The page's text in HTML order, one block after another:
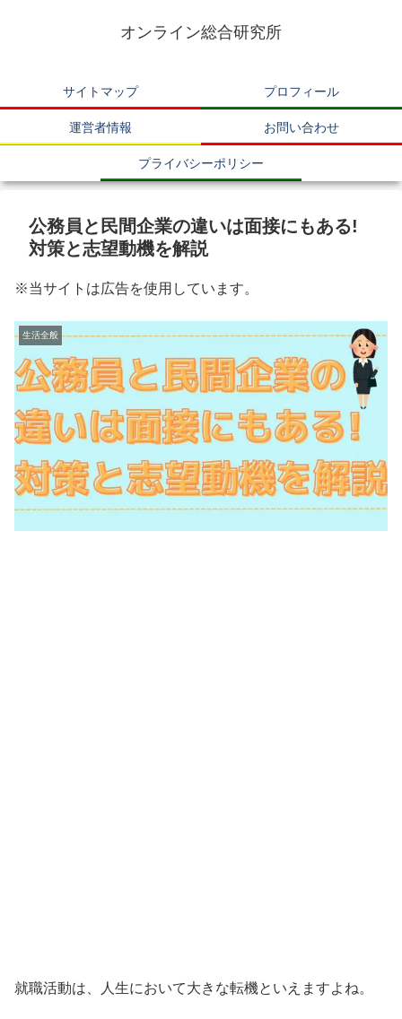
オンライン総合研究所
サイトマップ プロフィール
運営者情報 お問い合わせ
プライバシーポリシー
公務員と民間企業の違いは面接にもある!
対策と志望動機を解説
※当サイトは広告を使用しています。
生活全般
就職活動は、人生において大きな転機といえますよね。